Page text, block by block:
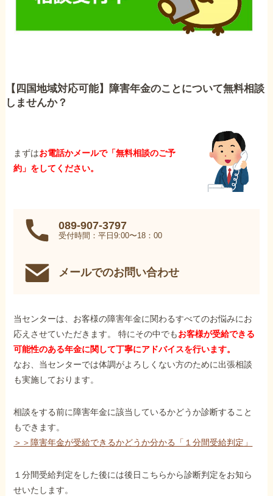
【四国地域対応可能】障害年金のことについて無料相談
しませんか？
まずはお電話かメールで「無料相談のご予
約」をしてください。
089-907-3797
受付時間：平日9:00〜18：00
メールでのお問い合わせ
当センターは、お客様の障害年金に関わるすべてのお悩みにお
応えさせていただきます。 特にその中でもお客様が受給できる
可能性のある年金に関して丁寧にアドバイスを行います。
なお、当センターでは体調がよろしくない方のために出張相談
も実施しております。
相談をする前に障害年金に該当しているかどうか診断すること
もできます。
＞＞障害年金が受給できるかどうか分かる「１分間受給判定」
１分間受給判定をした後には後日こちらから診断判定をお知ら
せいたします。